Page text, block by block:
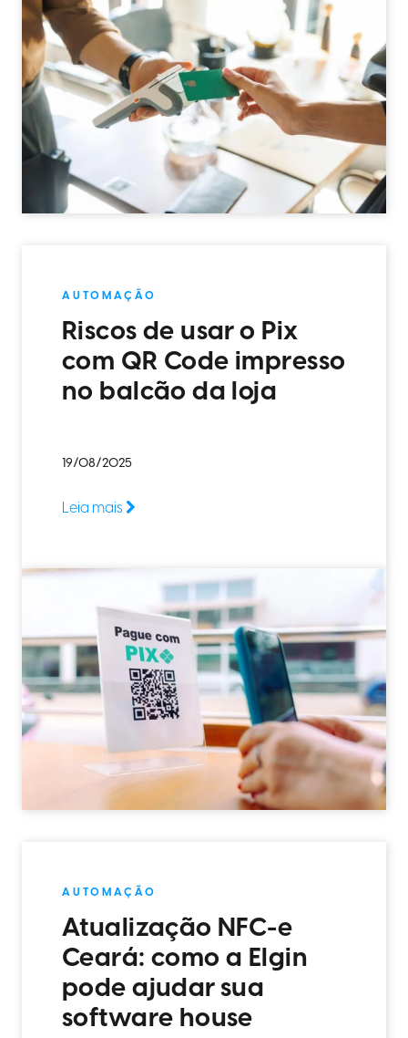
AUTOMAÇÃO
Riscos de usar o Pix
com QR Code impresso
no balcão da loja
19/08/2025
Leia mais
AUTOMAÇÃO
Atualização NFC-e
Ceará: como a Elgin
pode ajudar sua
software house